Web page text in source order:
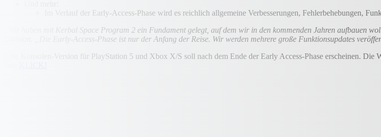
Im Verlauf der Early-Access-Phase wird es reichlich allgemeine Verbesserungen, Fehlerbehebungen,
„Wir haben mit Kerbal Space Program 2 ein Fundament gelegt, auf dem wir in den kommenden Jahren aufbauen
Division. „Die Early-Access-Phase ist nur der Anfang der Reise. Wir werden mehrere große Funktionsupdates
Eine Konsolen-Version für PlayStation 5 und Xbox X/S soll nach dem Ende der Early Access-Phase erscheinen. Die